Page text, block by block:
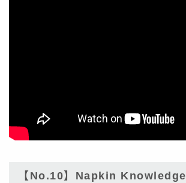
【No.10】Napkin Knowledge